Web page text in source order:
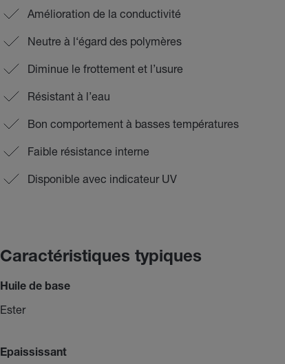
Amélioration de la conductivité
Neutre à l‘égard des polymères
Diminue le frottement et l’usure
Résistant à l’eau
Bon comportement à basses températures
Faible résistance interne
Disponible avec indicateur UV
Caractéristiques typiques
Huile de base
Ester
Epaississant